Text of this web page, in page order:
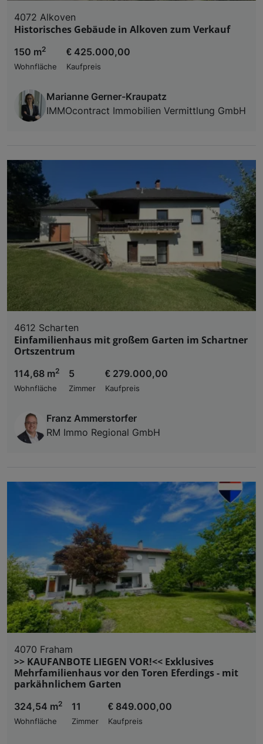
4072 Alkoven
Historisches Gebäude in Alkoven zum Verkauf
150 m2
Wohnfläche
€ 425.000,00
Kaufpreis
Marianne Gerner-Kraupatz
IMMOcontract Immobilien Vermittlung GmbH
4612 Scharten
Einfamilienhaus mit großem Garten im Schartner
Ortszentrum
114,68 m2
Wohnfläche
5
Zimmer
€ 279.000,00
Kaufpreis
Franz Ammerstorfer
RM Immo Regional GmbH
4070 Fraham
>> KAUFANBOTE LIEGEN VOR!<< Exklusives
Mehrfamilienhaus vor den Toren Eferdings - mit
parkähnlichem Garten
324,54 m2
Wohnfläche
11
Zimmer
€ 849.000,00
Kaufpreis